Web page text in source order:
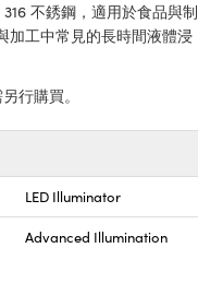
不銹鋼，適用於食品與制
加工中常見的長時間液體浸
另行購買。
LED Illuminator
Advanced Illumination